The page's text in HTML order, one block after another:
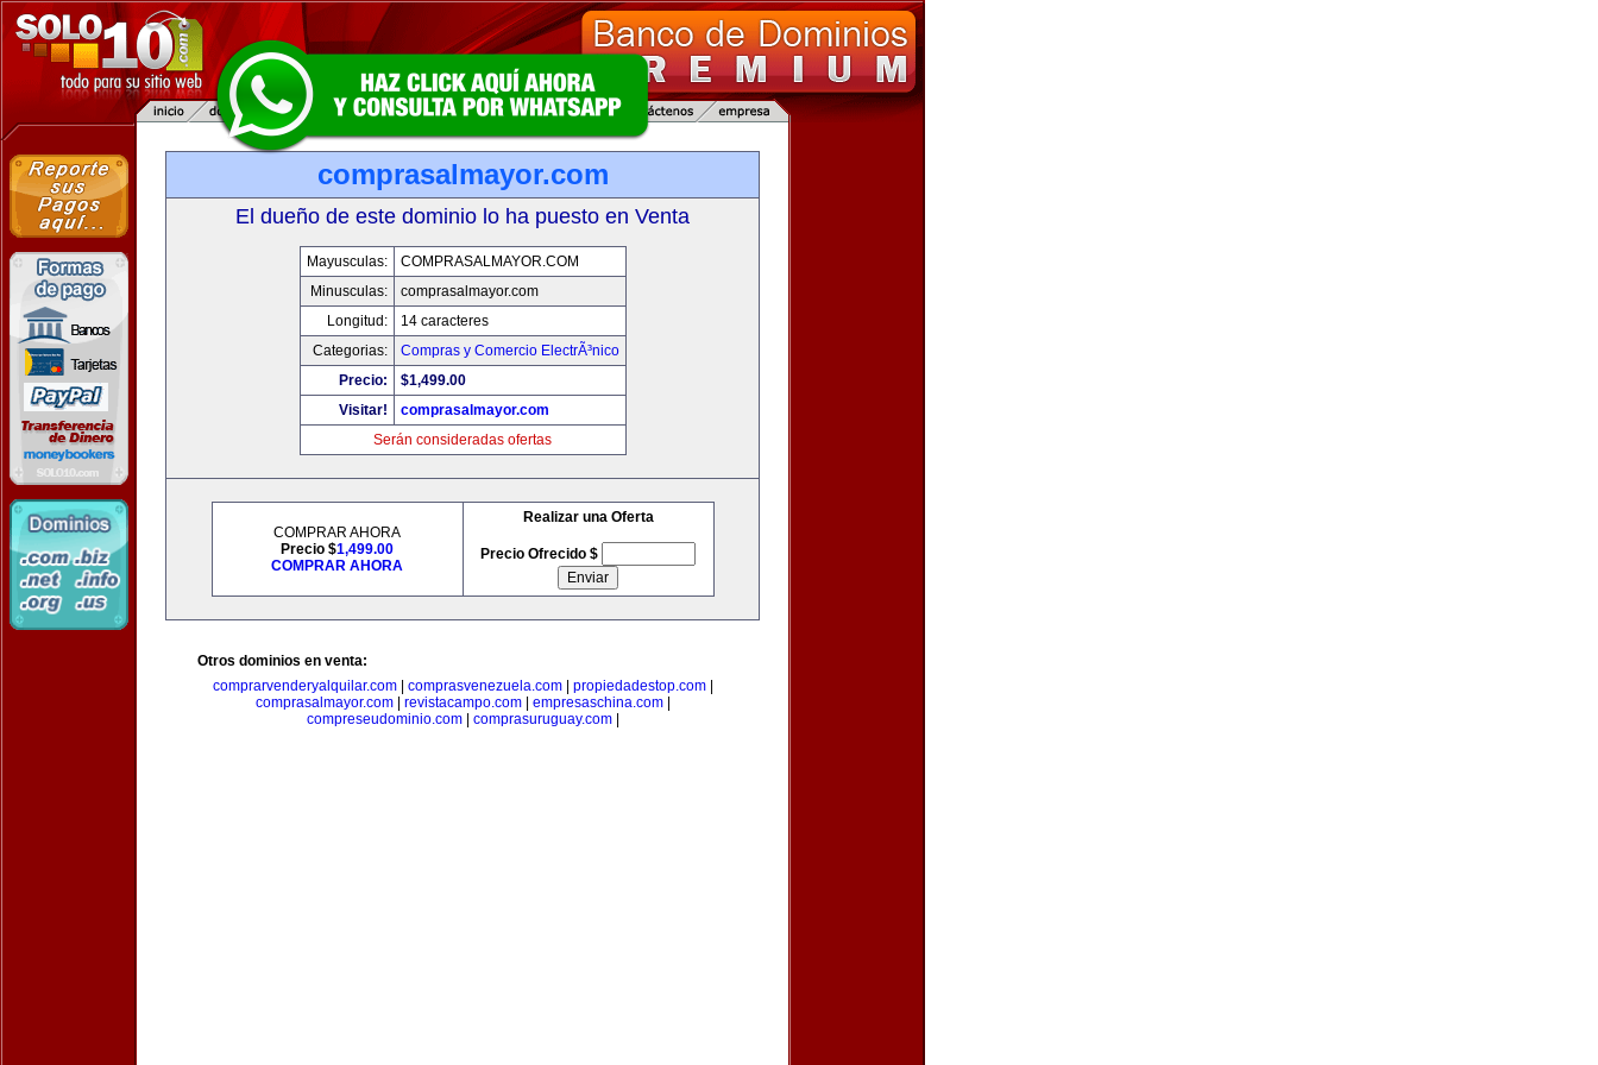
comprasalmayor.com
El dueño de este dominio lo ha puesto en Venta
Mayusculas:
COMPRASALMAYOR.COM
Minusculas:
comprasalmayor.com
Longitud:
14 caracteres
Categorias:
Compras y Comercio ElectrÃ³nico
Precio:
$1,499.00
Visitar!
comprasalmayor.com
Serán consideradas ofertas
COMPRAR AHORA
Precio $1,499.00
COMPRAR AHORA
Realizar una Oferta
Precio Ofrecido $
Otros dominios en venta:
comprarvenderyalquilar.com| comprasvenezuela.com| propiedadestop.com|
comprasalmayor.com| revistacampo.com| empresaschina.com|
compreseudominio.com| comprasuruguay.com|